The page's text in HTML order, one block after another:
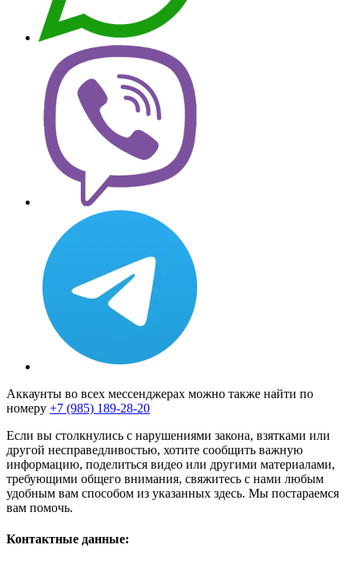
Аккаунты во всех мессенджерах можно также найти по
номеру +7 (985) 189-28-20
Если вы столкнулись с нарушениями закона, взятками или
другой несправедливостью, хотите сообщить важную
информацию, поделиться видео или другими материалами,
требующими общего внимания, свяжитесь с нами любым
удобным вам способом из указанных здесь. Мы постараемся
вам помочь.
Контактные данные: